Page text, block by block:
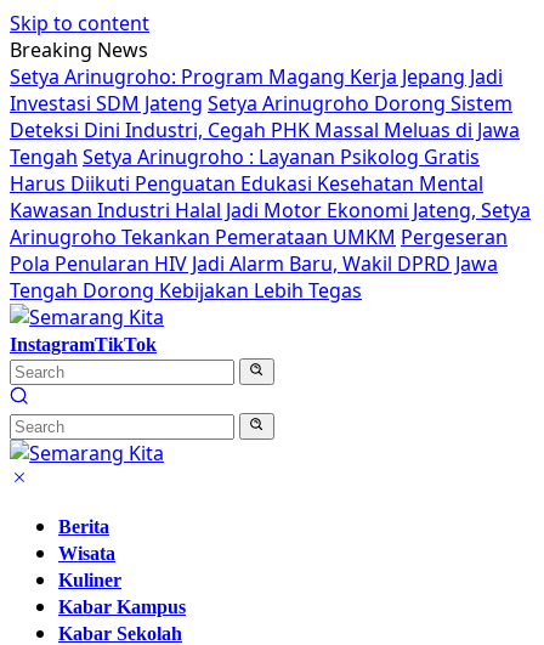
Skip to content
Breaking News
Setya Arinugroho: Program Magang Kerja Jepang Jadi
Investasi SDM Jateng Setya Arinugroho Dorong Sistem
Deteksi Dini Industri, Cegah PHK Massal Meluas di Jawa
Tengah Setya Arinugroho : Layanan Psikolog Gratis
Harus Diikuti Penguatan Edukasi Kesehatan Mental
Kawasan Industri Halal Jadi Motor Ekonomi Jateng, Setya
Arinugroho Tekankan Pemerataan UMKM Pergeseran
Pola Penularan HIV Jadi Alarm Baru, Wakil DPRD Jawa
Tengah Dorong Kebijakan Lebih Tegas
InstagramTikTok
Berita
Wisata
Kuliner
Kabar Kampus
Kabar Sekolah